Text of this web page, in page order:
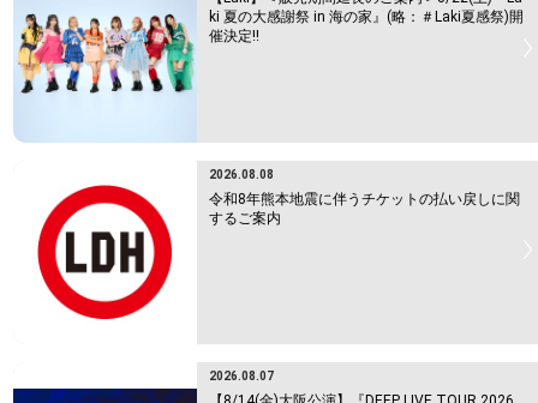
ki 夏の大感謝祭 in 海の家』(略：＃Laki夏感祭)開
催決定!!
2026.08.08
令和8年熊本地震に伴うチケットの払い戻しに関
するご案内
2026.08.07